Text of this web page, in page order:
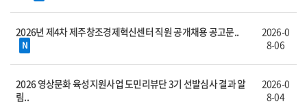
2026년 제4차 제주창조경제혁신센터 직원 공개채용 공고문..
N
2026-0
8-06
2026 영상문화 육성지원사업 도민리뷰단 3기 선발심사 결과 알
림..
2026-0
8-04